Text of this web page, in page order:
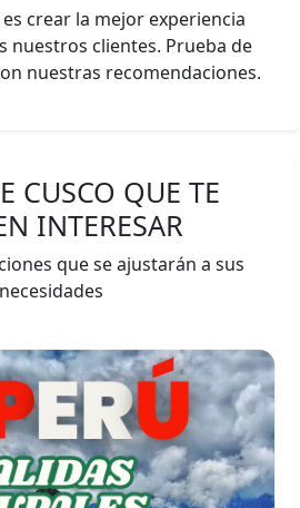
crear la mejor experiencia
nuestros clientes. Prueba de
nuestras recomendaciones.
CUSCO QUE TE
INTERESAR
que se ajustarán a sus
necesidades